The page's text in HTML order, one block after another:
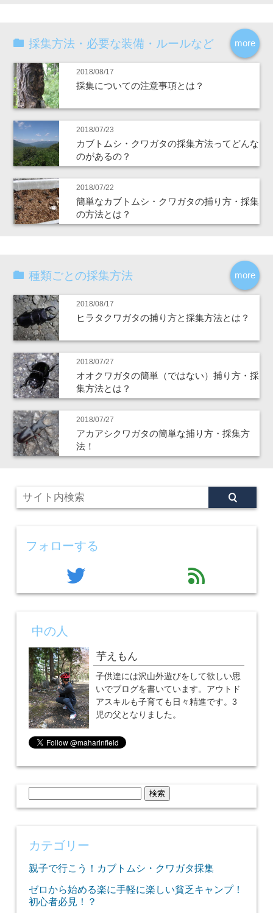
more
採集方法・必要な装備・ルールなど
2018/08/17
採集についての注意事項とは？
2018/07/23
カブトムシ・クワガタの採集方法ってどんな
のがあるの？
2018/07/22
簡単なカブトムシ・クワガタの捕り方・採集
の方法とは？
more
種類ごとの採集方法
2018/08/17
ヒラタクワガタの捕り方と採集方法とは？
2018/07/27
オオクワガタの簡単（ではない）捕り方・採
集方法とは？
2018/07/27
アカアシクワガタの簡単な捕り方・採集方
法！
フォローする
twitter feed
中の人
芋えもん
子供達には沢山外遊びをして欲しい思
いでブログを書いています。アウトド
アスキルも子育ても日々精進です。3
児の父となりました。
索:
カテゴリー
親子で行こう！カブトムシ・クワガタ採集
ゼロから始める楽に手軽に楽しい貧乏キャンプ！
初心者必見！？